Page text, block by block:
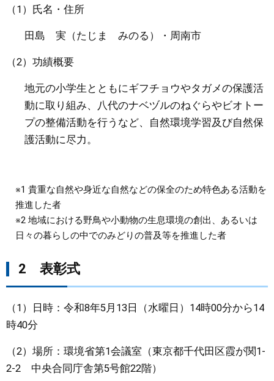
（1）氏名・住所
田島 実（たじま みのる）・周南市
（2）功績概要
地元の小学生とともにギフチョウやタガメの保護活
動に取り組み、八代のナベヅルのねぐらやビオトー
プの整備活動を行うなど、自然環境学習及び自然保
護活動に尽力。
※1 貴重な自然や身近な自然などの保全のため特色ある活動を
推進した者
※2 地域における野鳥や小動物の生息環境の創出、あるいは
日々の暮らしの中でのみどりの普及等を推進した者
2 表彰式
（1）日時：令和8年5月13日（水曜日）14時00分から14
時40分
（2）場所：環境省第1会議室（東京都千代田区霞が関1-
2-2 中央合同庁舎第5号館22階）